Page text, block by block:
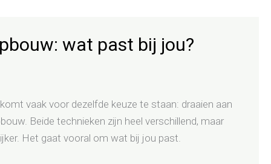
wat past bij jou?
vaak voor dezelfde keuze te staan: draaien aan
Beide technieken zijn heel verschillend, maar
Het gaat vooral om wat bij jou past.